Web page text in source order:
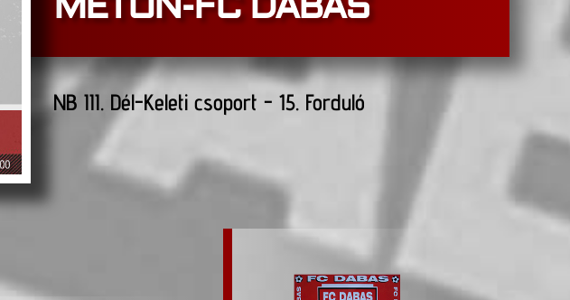
NB III. Dél-Keleti csoport - 15. Forduló